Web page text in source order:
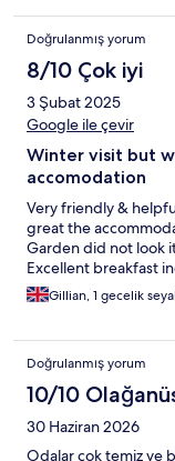
Doğrulanmış yorum
8/10 Çok iyi
3 Şubat 2025
Google ile çevir
Winter visit but
accomodation
Very friendly &
great the
Garden did not look
Excellent breakfast
Gillian, 1 gecelik
Doğrulanmış yorum
10/10
30 Haziran 2026
Odalar çok temiz ve